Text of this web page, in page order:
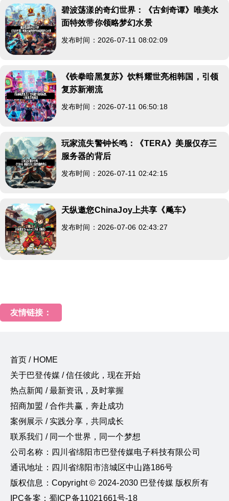
碧波荡漾的奇幻世界：《古剑奇谭》唯美水
面特效带你领略梦幻水景
发布时间：2026-07-11 08:02:09
《铁拳暗黑复苏》饮料耀世亮相韩国，引领
复苏新潮流
发布时间：2026-07-11 06:50:18
玩家流失警钟长鸣：《TERA》美服仅存三
服务器的背后
发布时间：2026-07-11 02:42:15
天纵邀您ChinaJoy上共享《飚车》
发布时间：2026-07-06 02:43:27
友情链接：
首页 / HOME
关于巴登传媒 / 信任彼此，现在开始
热点新闻 / 最新资讯，及时掌握
招商加盟 / 合作共赢，奔赴成功
案例展示 / 实践分享，共同成长
联系我们 / 同一个世界，同一个梦想
公司名称：四川省绵阳市巴登传媒电子科技有限公司
通讯地址：四川省绵阳市涪城区中山路186号
版权信息：Copyright © 2024-2030 巴登传媒 版权所有
IPC备案：蜀ICP备11021661号-18